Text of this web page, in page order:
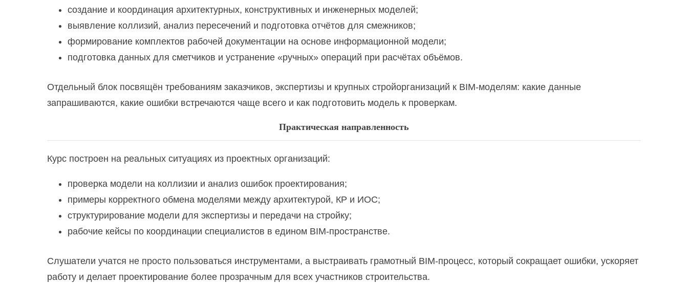
Проектная документация и архитектурно-строительная графика
Специалист по охране труда
Технологические процессы в строительстве
Ценообразование и сметное нормирование в строительстве. Составление смет в программе Smeta.RU
Электроснабжение зданий и населенных мест: база для инженеров-строителей
создание и координация архитектурных, конструктивных и инженерных моделей;
выявление коллизий, анализ пересечений и подготовка отчётов для смежников;
формирование комплектов рабочей документации на основе информационной модели;
подготовка данных для сметчиков и устранение «ручных» операций при расчётах объёмов.
Отдельный блок посвящён требованиям заказчиков, экспертизы и крупных стройорганизаций к BIM-моделям: какие данные
запрашиваются, какие ошибки встречаются чаще всего и как подготовить модель к проверкам.
Практическая направленность
Курс построен на реальных ситуациях из проектных организаций:
проверка модели на коллизии и анализ ошибок проектирования;
примеры корректного обмена моделями между архитектурой, КР и ИОС;
структурирование модели для экспертизы и передачи на стройку;
рабочие кейсы по координации специалистов в едином BIM-пространстве.
Слушатели учатся не просто пользоваться инструментами, а выстраивать грамотный BIM-процесс, который сокращает ошибки, ускоряет
работу и делает проектирование более прозрачным для всех участников строительства.